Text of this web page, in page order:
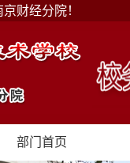
财经分院！
部门首页